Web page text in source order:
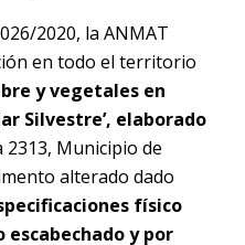
2020, la ANMAT
en todo el territorio
y vegetales en
Silvestre’, elaborado
2313, Municipio de
alterado dado
físico
y por